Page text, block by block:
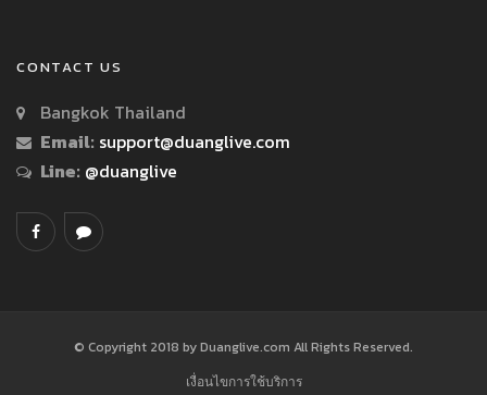
CONTACT US
Bangkok Thailand
Email: support@duanglive.com
Line: @duanglive
© Copyright 2018 by Duanglive.com All Rights Reserved.
เงื่อนไขการใช้บริการ